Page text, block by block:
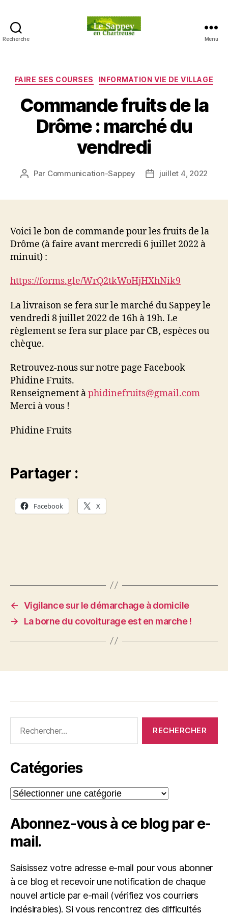
Recherche
en
Chartreuse
Menu
Catégories
FAIRE SES COURSES INFORMATION VIE DE VILLAGE
Commande fruits de la
Drôme : marché du
vendredi
Auteur
Par Communication-Sappey
Datejuillet 4, 2022
Voici le bon de commande pour les fruits de la
Drôme (à faire avant mercredi 6 juillet 2022 à
minuit) :
https://forms.gle/WrQ2tkWoHjHXhNik9
La livraison se fera sur le marché du Sappey le
vendredi 8 juillet 2022 de 16h à 19h. Le
règlement se fera sur place par CB, espèces ou
chèque.
Retrouvez-nous sur notre page Facebook
Phidine Fruits.
Renseignement àphidinefruits@gmail.com
Merci à vous !
Phidine Fruits
Partager :
Facebook X
← Vigilance sur le démarchage à domicile
→
La borne du covoiturage est en marche !
Catégories
Catégories
Abonnez-vous à ce blog par e-
mail.
Saisissez votre adresse e-mail pour vous abonner
à ce blog et recevoir une notification de chaque
nouvel article par e-mail (vérifiez vos courriers
indésirables). Si vous rencontrez des difficultés